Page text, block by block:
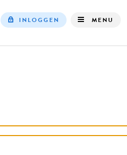
INLOGGEN MENU